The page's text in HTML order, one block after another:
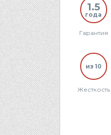
1.5
года
Гарантия
из 10
Жесткость